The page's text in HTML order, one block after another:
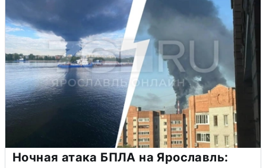
Ночная атака БПЛА на Ярославль: